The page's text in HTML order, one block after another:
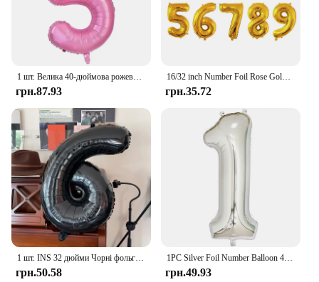
грн.87.93
16/32 inch Number Foil Rose Gold Green Silver Discolor Digital Baby Shower Supplies Kid Boy balloons Birthday Party Decoration
грн.35.72
грн.50.58
1PC Silver Foil Number Balloon 40inch Big Size Digital 0-9 Birthday Balloons Wedding Party Gatherings Home DIY Decoration Props
грн.49.93